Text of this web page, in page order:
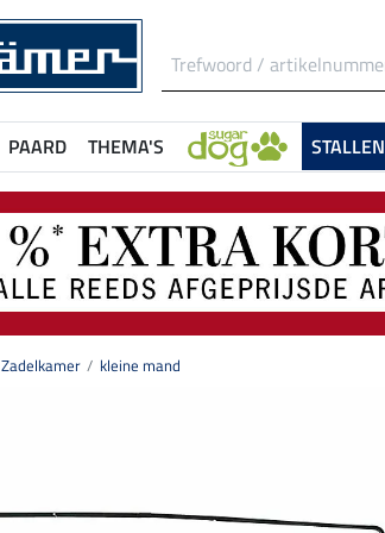
PAARD THEMA'S STALLEN
Zadelkamer kleine mand